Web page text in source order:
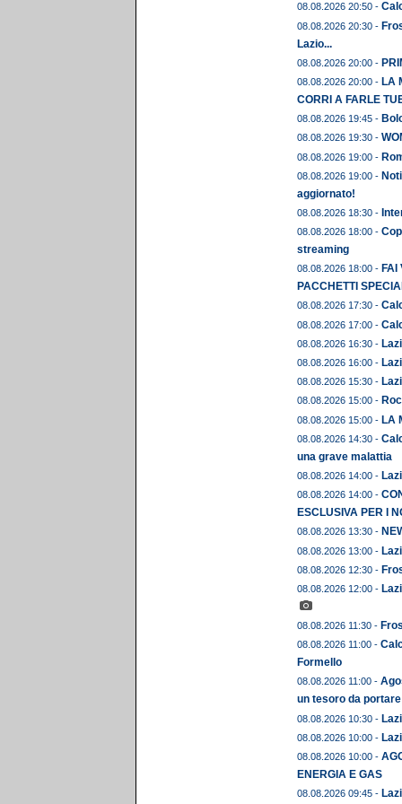
08.08.2026 20:50 -
08.08.2026 20:30 -
Lazio...
08.08.2026 20:00 -
08.08.2026 20:00 - LA
CORRI A FARLE
08.08.2026 19:45 -
08.08.2026 19:30 -
08.08.2026 19:00 -
08.08.2026 19:00 -
aggiornato!
08.08.2026 18:30 -
08.08.2026 18:00 -
streaming
08.08.2026 18:00 -
PACCHETTI
08.08.2026 17:30 -
08.08.2026 17:00 -
08.08.2026 16:30 -
08.08.2026 16:00 -
08.08.2026 15:30 -
08.08.2026 15:00 -
08.08.2026 15:00 - LA
08.08.2026 14:30 -
una grave malattia
08.08.2026 14:00 -
08.08.2026 14:00 -
ESCLUSIVA PER I
08.08.2026 13:30 -
08.08.2026 13:00 -
08.08.2026 12:30 -
08.08.2026 12:00 -
08.08.2026 11:30 -
08.08.2026 11:00 -
Formello
08.08.2026 11:00 -
un tesoro da
08.08.2026 10:30 -
08.08.2026 10:00 -
08.08.2026 10:00 -
ENERGIA E GAS
08.08.2026 09:45 -